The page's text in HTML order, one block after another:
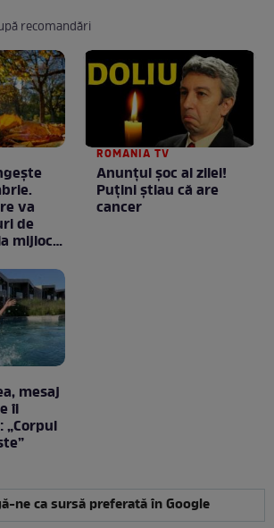
recomandări
va
de
mijlocul
ROMANIA TV
Anunţul şoc al zilei!
Puţini ştiau că are
cancer
mesaj
îi
ne ca sursă preferată în Google